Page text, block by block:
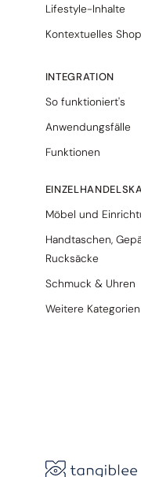
Lifestyle-Inhalte
Kontextuelles
INTEGRATION
So funktioniert's
Anwendungsfälle
Funktionen
Möbel und
Handtaschen,
Rucksäcke
Schmuck & Uhren
Weitere Kategorien